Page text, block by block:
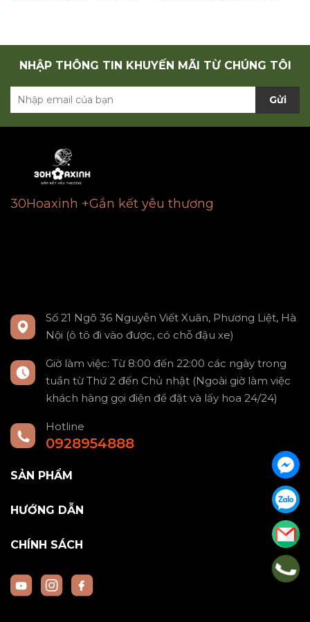
NHẬP THÔNG TIN KHUYẾN MÃI TỪ CHÚNG TÔI
Gửi
30Hoaxinh +Gắn kết yêu thương
Số 21 Ngõ 36 Nguyễn Viết Xuân, Phương Liệt, Hà
Nội (ô tô đi vào được, có chỗ đậu xe)
Giờ làm việc: Từ 8:00 đến 22:00 các ngày trong
tuần từ Thứ 2 đến Chủ nhật (Ngoài giờ làm việc
khách hàng gọi điện để đặt và lấy hoa 24/24)
Hotline
0928954888
SẢN PHẨM
HƯỚNG DẪN
CHÍNH SÁCH